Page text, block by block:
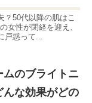
？50代以降の肌はこ
女性が閉経を迎え、
惑って...
ムのブライトニ
んな効果がどの